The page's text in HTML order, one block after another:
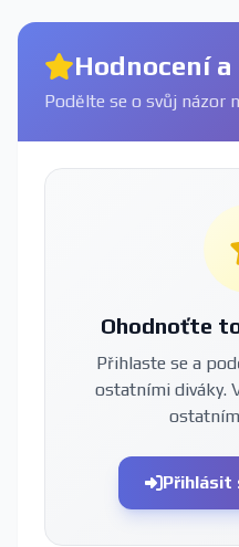
Hodnocení a
Podělte se o svůj názor
Ohodnoťte
Přihlaste se a
ostatními diváky.
Přihlásit